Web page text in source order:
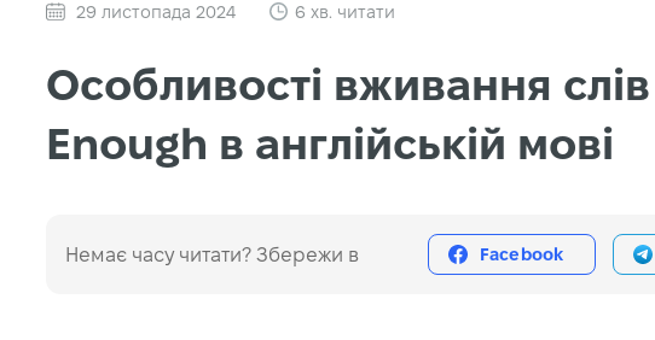
29 листопада 2024 6 хв. читати
Особливості вживання слів
Enough в англійській мові
Немає часу читати? Збережи в Facebook